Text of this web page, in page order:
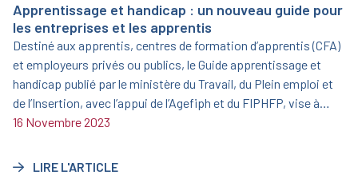
Apprentissage et handicap : un nouveau guide pour
les entreprises et les apprentis
Destiné aux apprentis, centres de formation d’apprentis (CFA)
et employeurs privés ou publics, le Guide apprentissage et
handicap publié par le ministère du Travail, du Plein emploi et
de l’Insertion, avec l’appui de l’Agefiph et du FIPHFP, vise à
informer et sensibiliser sur l’opportunité que représente
16 Novembre 2023
LIRE L'ARTICLE